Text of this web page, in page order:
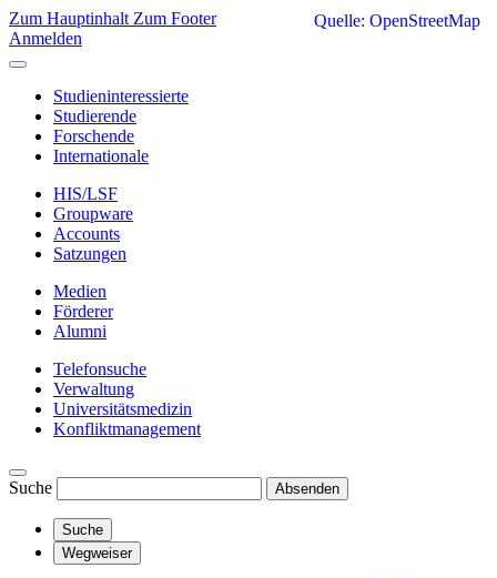
Zum Hauptinhalt Zum Footer
Anmelden
Studieninteressierte
Studierende
Forschende
Internationale
HIS/LSF
Groupware
Accounts
Satzungen
Medien
Förderer
Alumni
Telefonsuche
Verwaltung
Universitätsmedizin
Konfliktmanagement
Suche Absenden
Suche
Wegweiser
Quelle: OpenStreetMap